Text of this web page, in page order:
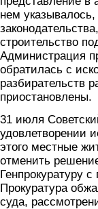
нем
строительство
Администрация
обратилась с
разбирательств
приостановлены.
31 июля
удовлетворении
этого местные
отменить
Генпрокуратуру
Прокуратура
суда,